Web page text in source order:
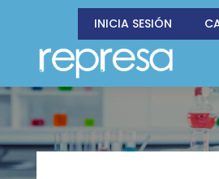
INICIA SESIÓN